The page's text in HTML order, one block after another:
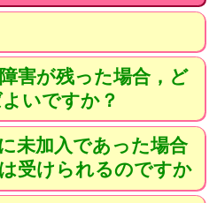
害が残った場合，ど
いですか？
未加入であった場合
受けられるのですか